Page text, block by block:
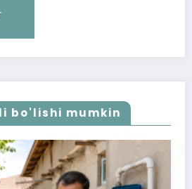
bo'lishi mumkin